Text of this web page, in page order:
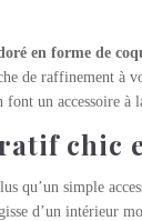
en forme de
de raffinement à
font un accessoire à
chic
qu’un simple
d’un intérieur